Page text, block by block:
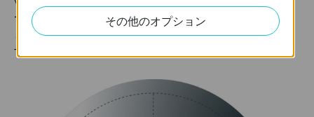
VIGIアプリがあれば、同じLAN上にあるデバイスを自動
で認識して、一括でシステムに追加可能に。手間のかか
らないシステム管理とコスト削減の両方を実現できま
す。
その他のオプション